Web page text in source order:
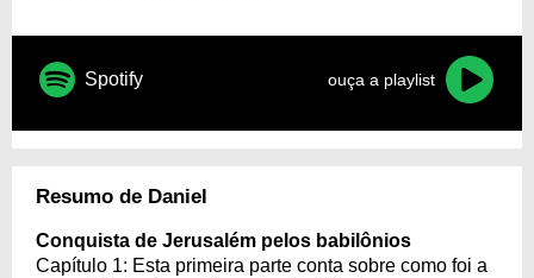
Spotify ouça a playlist
Resumo de Daniel
Conquista de Jerusalém pelos babilônios
Capítulo 1: Esta primeira parte conta sobre como foi a